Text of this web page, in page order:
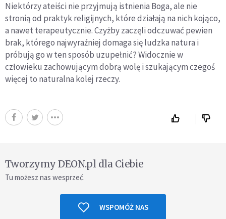
Niektórzy ateiści nie przyjmują istnienia Boga, ale nie
stronią od praktyk religijnych, które działają na nich kojąco,
a nawet terapeutycznie. Czyżby zaczęli odczuwać pewien
brak, którego najwyraźniej domaga się ludzka natura i
próbują go w ten sposób uzupełnić? Widocznie w
człowieku zachowującym dobrą wolę i szukającym czegoś
więcej to naturalna kolej rzeczy.
Tworzymy DEON.pl dla Ciebie
Tu możesz nas wesprzeć.
WSPOMÓŻ NAS